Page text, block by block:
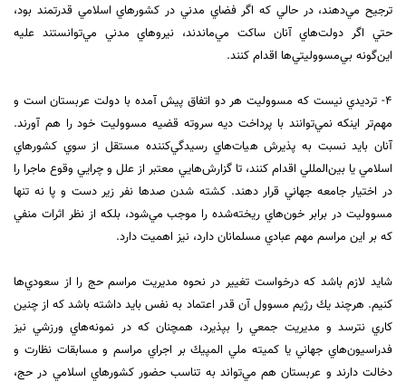
ترجيح مي‌دهند، در حالي كه اگر فضاي مدني در كشورهاي اسلامي قدرتمند بود،
حتي اگر دولت‌هاي آنان ساكت مي‌ماندند، نيروهاي مدني مي‌توانستند عليه
اين‌گونه بي‌مسووليتي‌ها اقدام كنند.
٤-‌ ترديدي نيست كه مسووليت هر دو اتفاق پيش آمده با دولت عربستان است و
مهم‌تر اينكه نمي‌توانند با پرداخت ديه سروته قضيه مسووليت خود را هم آورند.
آنان بايد نسبت به پذيرش هيات‌هاي رسيدگي‌كننده مستقل از سوي كشورهاي
اسلامي يا بين‌المللي اقدام كنند، تا گزارش‌هايي معتبر از علل و چرايي وقوع ماجرا را
در اختيار جامعه جهاني قرار دهند. كشته شدن صدها نفر زير دست و پا نه تنها
مسووليت در برابر خون‌هاي ريخته‌شده را موجب مي‌شود، بلكه از نظر اثرات منفي
كه بر اين مراسم مهم عبادي مسلمانان دارد، نيز اهميت دارد.
شايد لازم باشد كه درخواست تغيير در نحوه مديريت مراسم حج را از سعودي‌ها
كنيم. هرچند يك رژيم مسوول آن قدر اعتماد به نفس بايد داشته باشد كه از چنين
كاري نترسد و مديريت جمعي را بپذيرد، همچنان كه در نمونه‌هاي ورزشي نيز
فدراسيون‌هاي جهاني يا كميته ملي المپيك بر اجراي مراسم و مسابقات نظارت و
دخالت دارند و عربستان هم مي‌تواند به تناسب حضور كشورهاي اسلامي در حج،